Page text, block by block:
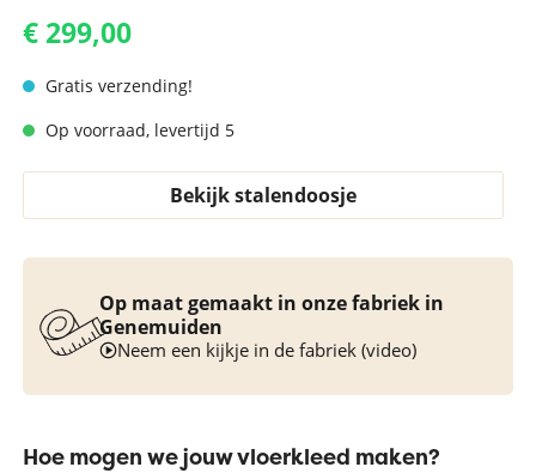
€ 299,00
Gratis verzending!
Op voorraad, levertijd 5
Bekijk stalendoosje
Op maat gemaakt in onze fabriek in
Genemuiden
Neem een kijkje in de fabriek (video)
Hoe mogen we jouw vloerkleed maken?